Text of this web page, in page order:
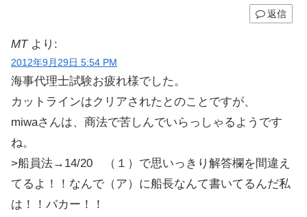
返信
MT より:
2012年9月29日 5:54 PM
海事代理士試験お疲れ様でした。
カットラインはクリアされたとのことですが、
miwaさんは、商法で苦しんでいらっしゃるようです
ね。
>船員法→14/20 （１）で思いっきり解答欄を間違え
てるよ！！なんで（ア）に船長なんて書いてるんだ私
は！！バカー！！